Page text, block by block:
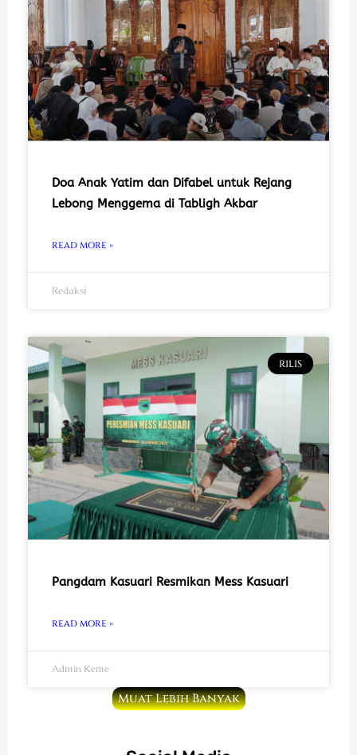
Doa Anak Yatim dan Difabel untuk Rejang
Lebong Menggema di Tabligh Akbar
READ MORE »
Redaksi
RILIS
Pangdam Kasuari Resmikan Mess Kasuari
READ MORE »
Admin Keme
Muat Lebih Banyak